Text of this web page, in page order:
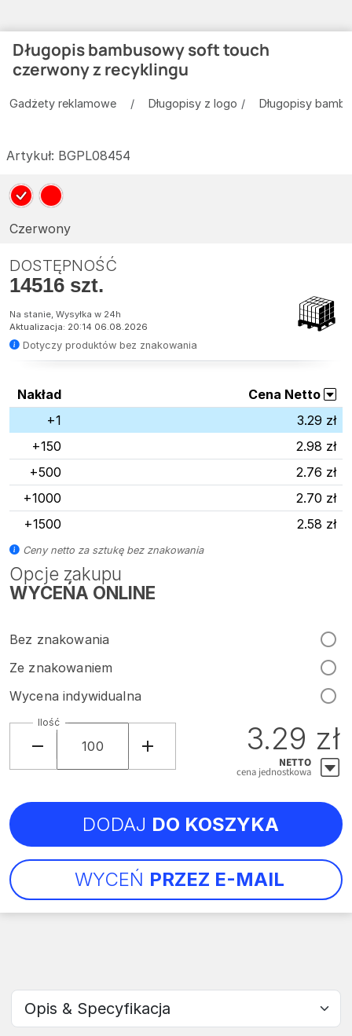
Długopis bambusowy soft touch
czerwony z recyklingu
Wybierz sekcję
Gadżety reklamowe Długopisy z logo Długopisy
Artykuł: BGPL08454
Czerwony
DOSTĘPNOŚĆ
14516 szt.
Na stanie, Wysyłka w 24h
Aktualizacja: 20:14 06.08.2026
Dotyczy produktów bez znakowania
Opcje zakupu
WYCEŃA ONLINE
Bez znakowania
Ze znakowaniem
Wycena indywidualna
Nakład
Cena Netto
+1
3.29 zł
+150
2.98 zł
+500
2.76 zł
+1000
2.70 zł
+1500
2.58 zł
Ceny netto za sztukę bez znakowania
Ilość 3.29 zł
NETTO
cena jednostkowa
WYCEŃ PRZEZ E-MAIL
DODAJ DO KOSZYKA